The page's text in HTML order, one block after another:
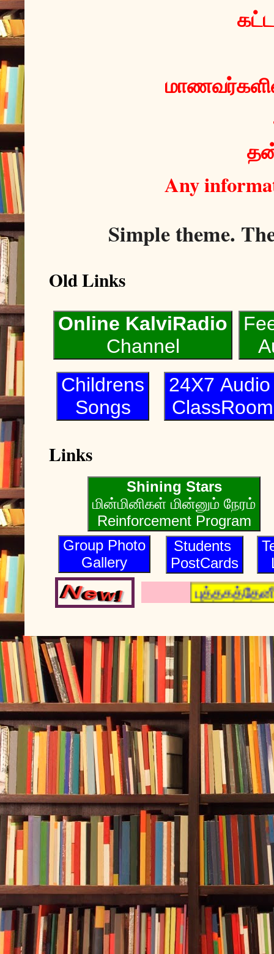
Any
Simple theme.
Old Links
Online KalviRadio
Channel
Childrens
Songs
24X7
ClassRoom
Links
Shining Stars
மின்மினிகள் மின்னும் நேரம்
Reinforcement Program
Group Photo
Gallery
Students
PostCards